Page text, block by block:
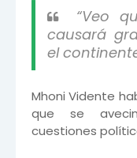
“Veo
causará
el
Mhoni Vidente
que se
cuestiones